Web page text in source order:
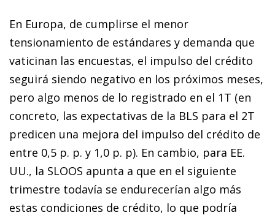
En Europa, de cumplirse el menor
tensionamiento de estándares y demanda que
vaticinan las encuestas, el impulso del crédito
seguirá siendo negativo en los próximos meses,
pero algo menos de lo registrado en el 1T (en
concreto, las expectativas de la BLS para el 2T
predicen una mejora del impulso del crédito de
entre 0,5 p. p. y 1,0 p. p). En cambio, para EE.
UU., la SLOOS apunta a que en el siguiente
trimestre todavía se endurecerían algo más
estas condiciones de crédito, lo que podría